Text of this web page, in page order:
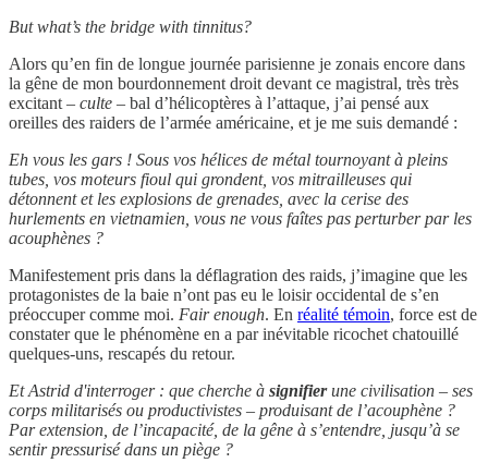
But what’s the bridge with tinnitus?
Alors qu’en fin de longue journée parisienne je zonais encore dans
la gêne de mon bourdonnement droit devant ce magistral, très très
excitant – culte – bal d’hélicoptères à l’attaque, j’ai pensé aux
oreilles des raiders de l’armée américaine, et je me suis demandé :
Eh vous les gars ! Sous vos hélices de métal tournoyant à pleins
tubes, vos moteurs fioul qui grondent, vos mitrailleuses qui
détonnent et les explosions de grenades, avec la cerise des
hurlements en vietnamien, vous ne vous faîtes pas perturber par les
acouphènes ?
Manifestement pris dans la déflagration des raids, j’imagine que les
protagonistes de la baie n’ont pas eu le loisir occidental de s’en
préoccuper comme moi. Fair enough. En réalité témoin, force est de
constater que le phénomène en a par inévitable ricochet chatouillé
quelques-uns, rescapés du retour.
Et Astrid d'interroger : que cherche à signifierune civilisation – ses
corps militarisés ou productivistes – produisant de l’acouphène ?
Par extension, de l’incapacité, de la gêne à s’entendre, jusqu’à se
sentir pressurisé dans un piège ?